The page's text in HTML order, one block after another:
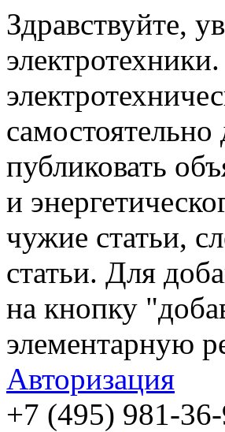
Здравствуйте,
самостоятельно
публиковать
и
чужие статьи,
статьи. Для
на кнопку
элементарную
Авторизация
+7 (495) 981-